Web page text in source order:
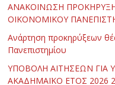
ΑΝΑΚΟΙΝΩΣΗ
ΟΙΚΟΝΟΜΙΚΟΥ
Ανάρτηση προκηρύξεων
Πανεπιστημίου
ΥΠΟΒΟΛΗ ΑΙΤΗΣΕΩΝ ΓΙΑ
ΑΚΑΔΗΜΑΪΚΟ ΕΤΟΣ 2026